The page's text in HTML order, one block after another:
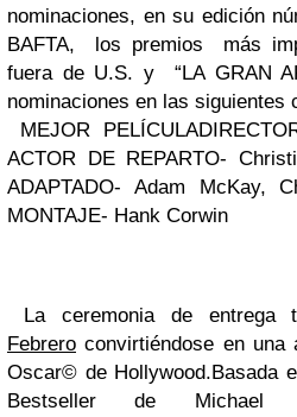
nominaciones, en su edición
BAFTA, los premios más
fuera de U.S. y “LA GRAN
nominaciones en las siguientes
MEJOR PELÍCULA
ACTOR DE REPARTO-
ADAPTADO- Adam McKay,
MONTAJE- Hank Corwin
La ceremonia de
Febrero convirtiéndose en una
Oscar© de Hollywood.Basada
Bestseller de